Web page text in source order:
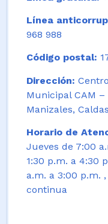
Línea
968 988
Código postal:
Dirección:
Municipal CAM –
Manizales,
Horario de
Jueves de 7:00
1:30 p.m. a 4:30
a.m. a 3:00 p.m.
continua